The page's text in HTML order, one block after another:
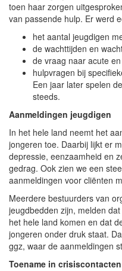
toen haar zorgen
van passende hulp. Er werd
het aantal jeugdigen
de wachttijden en
de vraag naar acute
hulpvragen bij
Een jaar later spelen
steeds.
Aanmeldingen jeugdigen
In het hele land neemt het
jongeren toe. Daarbij lijkt er
depressie, eenzaamheid en
gedrag. Ook zien we een
aanmeldingen voor cliënten
Meerdere bestuurders van
jeugdbedden zijn, melden
het hele land komen en dat
jongeren onder druk staat.
ggz, waar de aanmeldingen
Toename in